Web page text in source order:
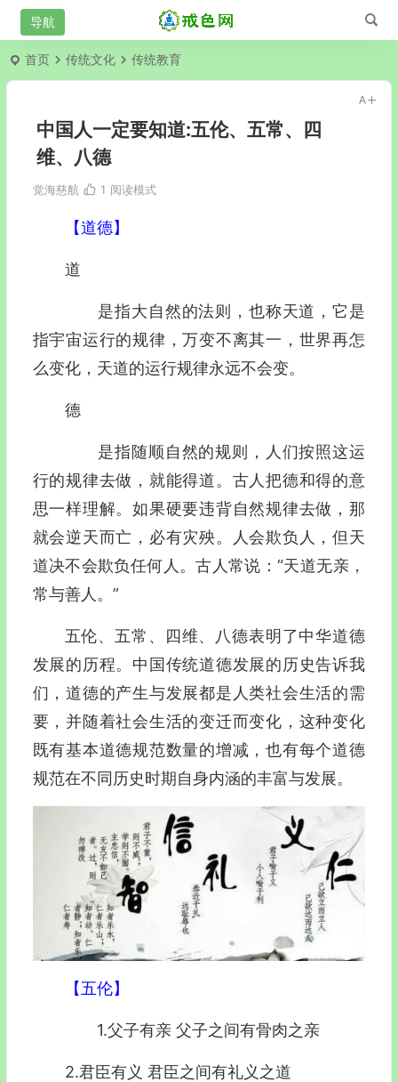
首页 传统文化 传统教育
中国人一定要知道:五伦、五常、四
维、八德
觉海慈航 1 阅读模式
【道德】
道
是指大自然的法则，也称天道，它是
指宇宙运行的规律，万变不离其一，世界再怎
么变化，天道的运行规律永远不会变。
德
是指随顺自然的规则，人们按照这运
行的规律去做，就能得道。古人把德和得的意
思一样理解。如果硬要违背自然规律去做，那
就会逆天而亡，必有灾殃。人会欺负人，但天
道决不会欺负任何人。古人常说：“天道无亲，
常与善人。”
五伦、五常、四维、八德表明了中华道德
发展的历程。中国传统道德发展的历史告诉我
们，道德的产生与发展都是人类社会生活的需
要，并随着社会生活的变迁而变化，这种变化
既有基本道德规范数量的增减，也有每个道德
规范在不同历史时期自身内涵的丰富与发展。
【五伦】
1.父子有亲 父子之间有骨肉之亲
2.君臣有义 君臣之间有礼义之道